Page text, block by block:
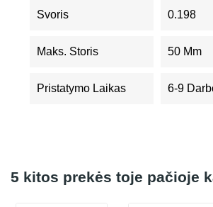
Svoris 0.198
Maks. Storis 50 Mm
Pristatymo Laikas 6-9
5 kitos prekės toje pačioje